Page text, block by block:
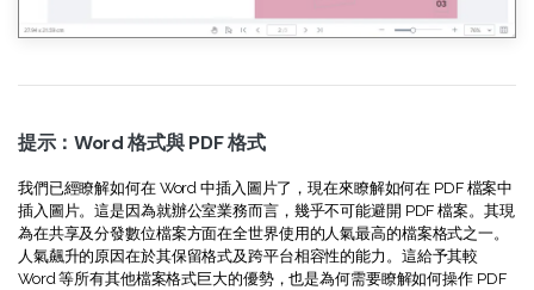
提示：Word 格式與 PDF 格式
我們已經瞭解如何在 Word 中插入圖片了，現在來瞭解如何在 PDF 檔案中
插入圖片。這是因為就辦公室業務而言，幾乎不可能避開 PDF 檔案。其現
為在共享及分發數位檔案方面在全世界使用的人氣最高的檔案格式之一。
人氣飆升的原因在於其保留格式及跨平台相容性的能力。這給予其較
Word 等所有其他檔案格式巨大的優勢，也是為何需要瞭解如何操作 PDF